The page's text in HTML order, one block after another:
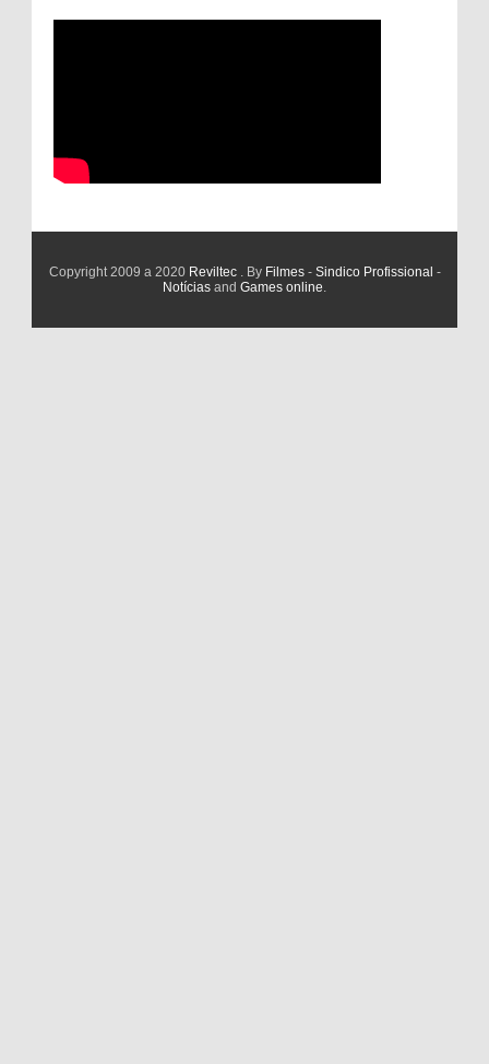
Copyright 2009 a 2020 Reviltec . By Filmes- Sindico Profissional -
Notícias and Games online